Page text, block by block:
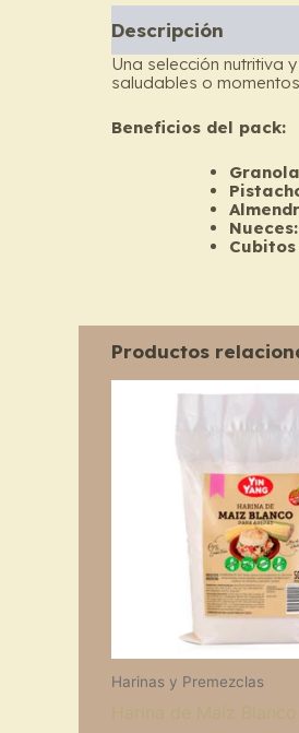
Descripción
Una selección nutritiva
saludables o
Beneficios del pack:
Nueces:
Productos
Harinas y Premezclas